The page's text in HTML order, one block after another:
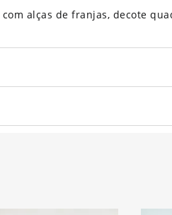
alças de franjas, decote